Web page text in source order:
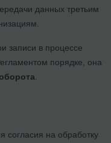
данных третьим
записи в процессе
порядке, она
согласия на обработку